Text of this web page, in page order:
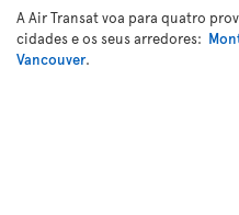
A Air Transat voa para quatro
cidades e os seus arredores:
Vancouver.